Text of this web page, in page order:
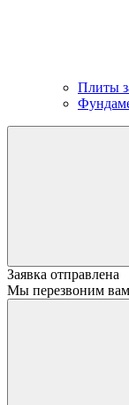
Плиты
Заявка отправлена
Мы перезвоним